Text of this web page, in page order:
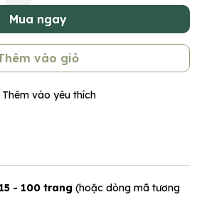
Mua ngay
vào giỏ
Thêm vào yêu thích
- 100 trang (hoặc dòng mã tương